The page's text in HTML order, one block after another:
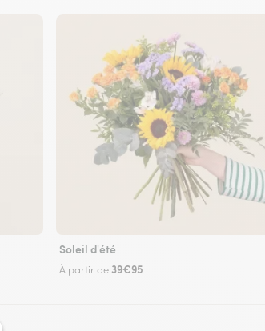
Soleil d'été
À partir de 39€95